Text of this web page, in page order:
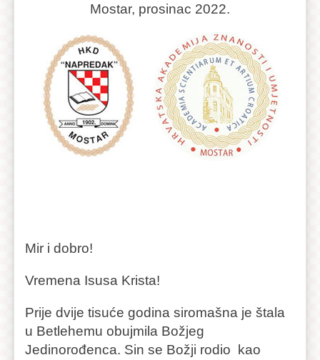
Mostar, prosinac 2022.
Mir i dobro!
Vremena Isusa Krista!
Prije dvije tisuće godina siromašna je štala
u Betlehemu obujmila Božjeg
Jedinorođenca. Sin se Božji rodio kao